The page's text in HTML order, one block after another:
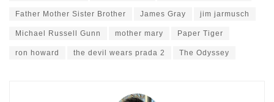
Father Mother Sister Brother James Gray jim jarmusch
Michael Russell Gunn mother mary Paper Tiger
ron howard the devil wears prada 2 The Odyssey